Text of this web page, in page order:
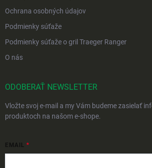
Ochrana osobných údajov
Podmienky súťaže
Podmienky súťaže o gril Traeger Ranger
O nás
ODOBERAŤ NEWSLETTER
Vložte svoj e-mail a my Vám budeme zasielať
produktoch na našom e-shope.
EMAIL